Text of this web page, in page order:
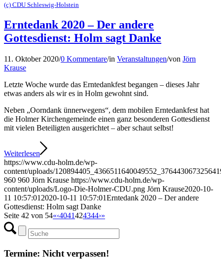
(c) CDU Schleswig-Holstein
Erntedank 2020 – Der andere
Gottesdienst: Holm sagt Danke
11. Oktober 2020/0 Kommentare/in Veranstaltungen/von Jörn
Krause
Letzte Woche wurde das Erntedankfest begangen – dieses Jahr
etwas anders als wir es in Holm gewohnt sind.
Neben „Oorndank ünnerwegens“, dem mobilen Erntedankfest hat
die Holmer Kirchengemeinde einen ganz besonderen Gottesdienst
mit vielen Beteiligten ausgerichtet – aber schaut selbst!
Weiterlesen
https://www.cdu-holm.de/wp-
content/uploads/
960 960 Jörn Krause https://www.cdu-holm.de/wp-
content/uploads/Logo-Die-Holmer-CDU.png Jörn Krause2020-10-
11 10:57:01 2020-10-11 10:57:01Erntedank 2020 – Der andere
Gottesdienst: Holm sagt Danke
Seite 42 von 54«‹4041424344›»
Termine: Nicht verpassen!